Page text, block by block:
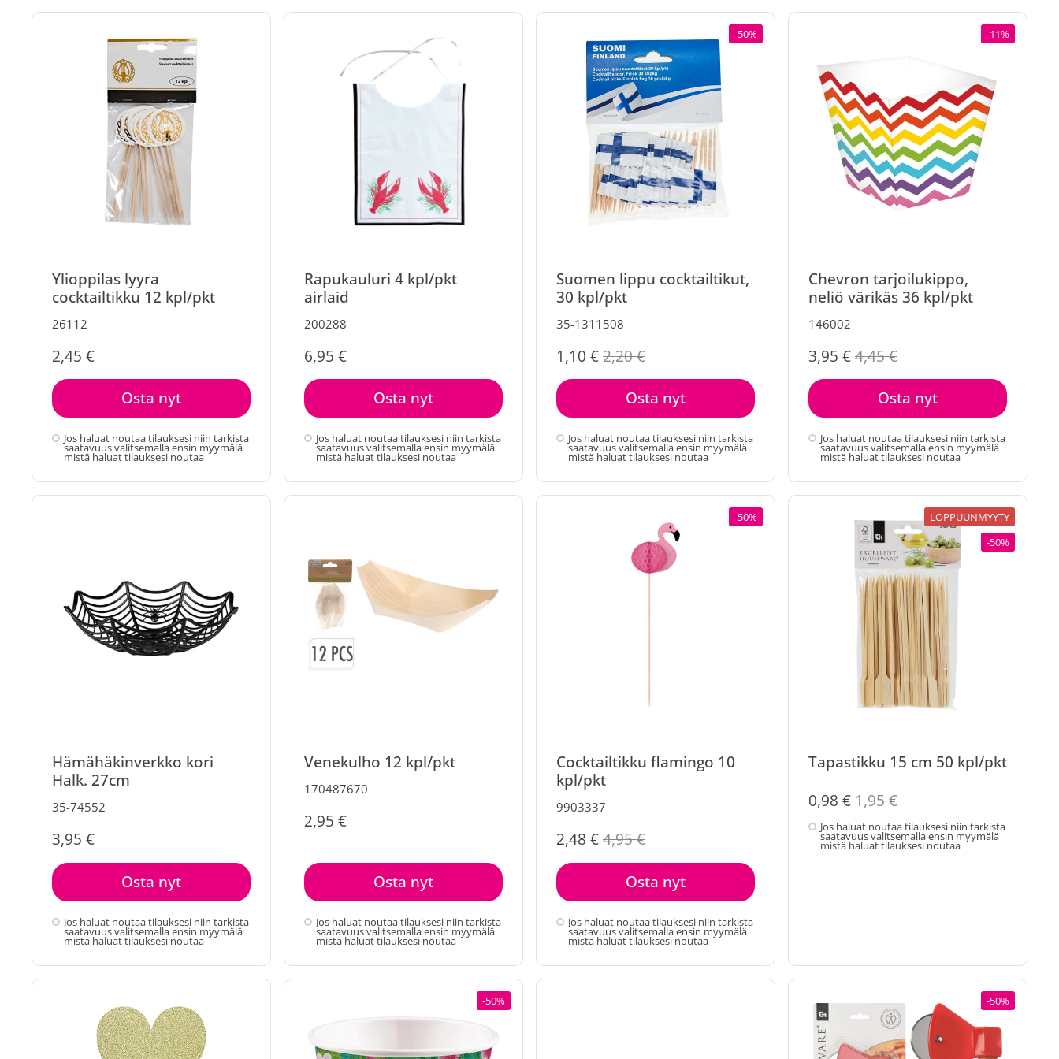
Ylioppilas lyyra
cocktailtikku 12 kpl/pkt
26112
2,45 €
Osta nyt
Jos haluat noutaa tilauksesi niin tarkista
saatavuus valitsemalla ensin myymälä
mistä haluat tilauksesi noutaa
Rapukauluri 4 kpl/pkt
airlaid
200288
6,95 €
Osta nyt
Jos haluat noutaa tilauksesi niin tarkista
saatavuus valitsemalla ensin myymälä
mistä haluat tilauksesi noutaa
Suomen lippu cocktailtikut,
30 kpl/pkt
35-1311508
1,10 €2,20 €
Osta nyt
Jos haluat noutaa tilauksesi niin tarkista
saatavuus valitsemalla ensin myymälä
mistä haluat tilauksesi noutaa
-50%
Chevron tarjoilukippo,
neliö värikäs 36 kpl/pkt
146002
3,95 €4,45 €
Osta nyt
Jos haluat noutaa tilauksesi niin tarkista
saatavuus valitsemalla ensin myymälä
mistä haluat tilauksesi noutaa
-11%
Hämähäkinverkko kori
Halk. 27cm
35-74552
3,95 €
Osta nyt
Jos haluat noutaa tilauksesi niin tarkista
saatavuus valitsemalla ensin myymälä
mistä haluat tilauksesi noutaa
Venekulho 12 kpl/pkt
170487670
2,95 €
Osta nyt
Jos haluat noutaa tilauksesi niin tarkista
saatavuus valitsemalla ensin myymälä
mistä haluat tilauksesi noutaa
Cocktailtikku flamingo 10
kpl/pkt
9903337
2,48 €4,95 €
Osta nyt
Jos haluat noutaa tilauksesi niin tarkista
saatavuus valitsemalla ensin myymälä
mistä haluat tilauksesi noutaa
-50%
Tapastikku 15 cm 50 kpl/pkt
0,98 €1,95 €
Jos haluat noutaa tilauksesi niin tarkista
saatavuus valitsemalla ensin myymälä
mistä haluat tilauksesi noutaa
LOPPUUNMYYTY
-50%
-50% -50%